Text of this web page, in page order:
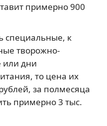
примерно 900
специальные, к
творожно-
или дни
то цена их
за полмесяца
примерно 3 тыс.